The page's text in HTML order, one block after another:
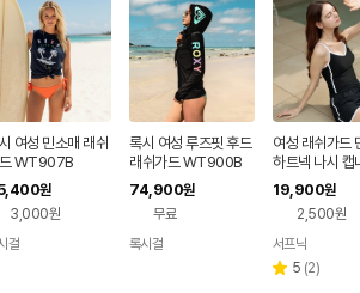
여성 민소매 래쉬
WT907B
원
3,000원
걸
록시 여성 루즈핏 후드
래쉬가드 WT900B
74,900원
무료
록시걸
여성 래쉬가드
하트넥 나시 캡
라탑
19,900원
2,500원
서프닉
별 5 리
(2)